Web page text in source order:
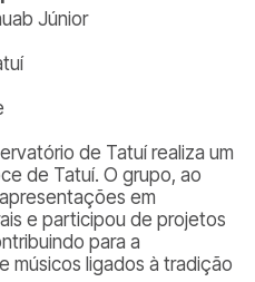
Júnior
de Tatuí realiza um
de Tatuí. O grupo, ao
em
e participou de projetos
para a
músicos ligados à tradição